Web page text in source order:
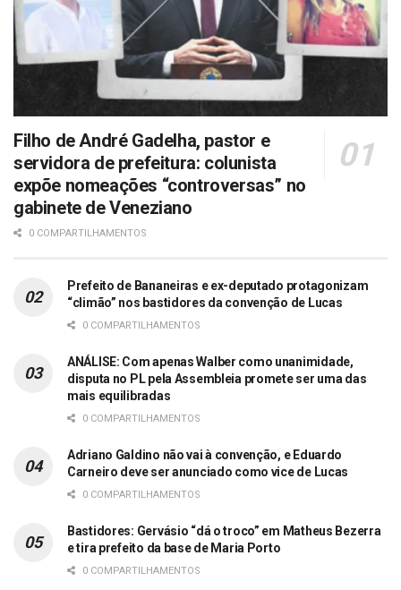
Filho de André Gadelha, pastor e
servidora de prefeitura: colunista
expõe nomeações “controversas” no
gabinete de Veneziano
0 COMPARTILHAMENTOS
Prefeito de Bananeiras e ex-deputado protagonizam
“climão” nos bastidores da convenção de Lucas
0 COMPARTILHAMENTOS
ANÁLISE: Com apenas Walber como unanimidade,
disputa no PL pela Assembleia promete ser uma das
mais equilibradas
0 COMPARTILHAMENTOS
Adriano Galdino não vai à convenção, e Eduardo
Carneiro deve ser anunciado como vice de Lucas
0 COMPARTILHAMENTOS
Bastidores: Gervásio “dá o troco” em Matheus Bezerra
e tira prefeito da base de Maria Porto
0 COMPARTILHAMENTOS